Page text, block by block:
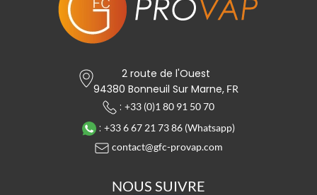
2 route de l'Ouest
94380 Bonneuil Sur Marne,FR
: +33 (0)1 80 91 50 70
: +33 6 67 21 73 86 (Whatsapp)
contact@gfc-provap.com
NOUS SUIVRE